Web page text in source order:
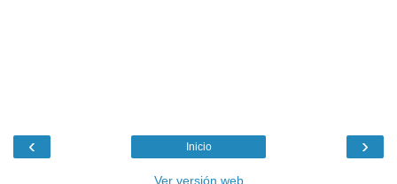
‹ ›
Inicio
Ver versión web